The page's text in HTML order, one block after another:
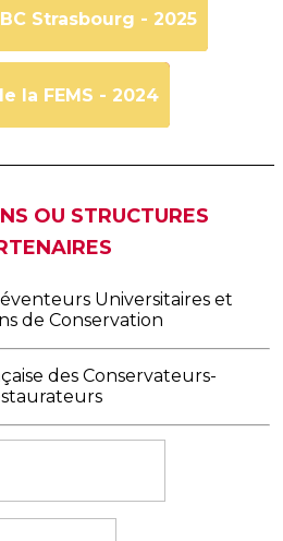
Strasbourg - 2025
la FEMS - 2024
OU STRUCTURES
Universitaires et
de Conservation
des Conservateurs-